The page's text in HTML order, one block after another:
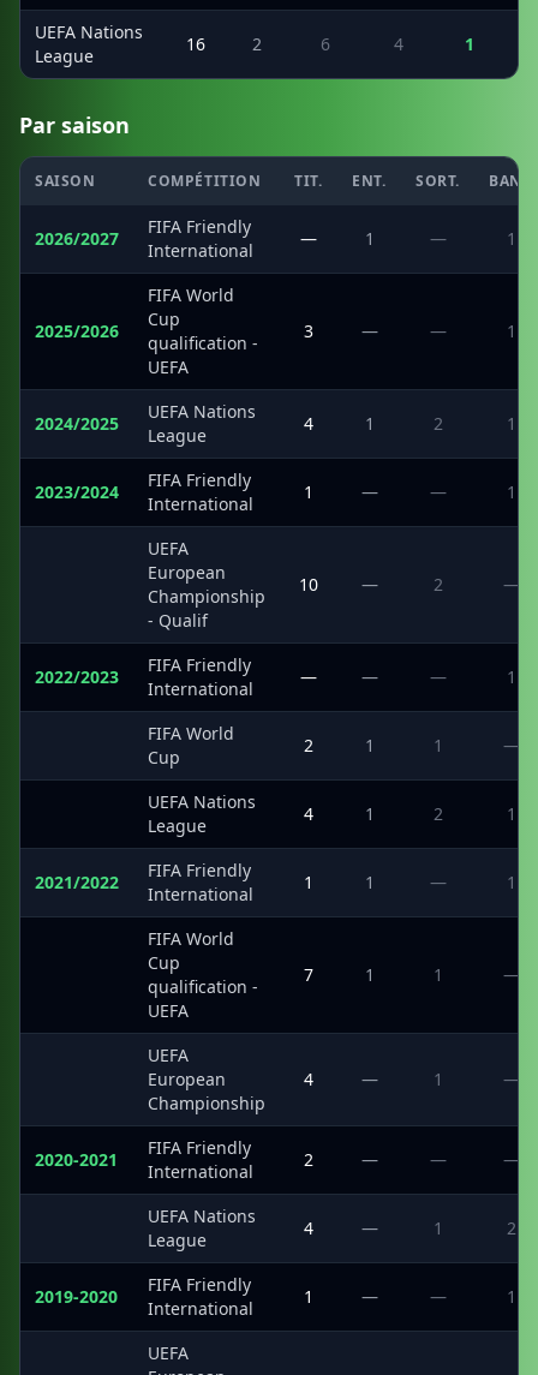
UEFA Nations
League
16 2 6 4 1
Par saison
SAISON COMPÉTITION TIT. ENT. SORT. BANC
2026/2027
FIFA Friendly
International
— 1 — 1
2025/2026
FIFA World
Cup
qualification -
UEFA
3 — — 1
2024/2025
UEFA Nations
League
4 1 2 1
2023/2024
FIFA Friendly
International
1 — — 1
UEFA
European
Championship
- Qualif
10 — 2 —
2022/2023
FIFA Friendly
International
— — — 1
FIFA World
Cup
2 1 1 —
UEFA Nations
League
4 1 2 1
2021/2022
FIFA Friendly
International
1 1 — 1
FIFA World
Cup
qualification -
UEFA
7 1 1 —
UEFA
European
Championship
4 — 1 —
2020-2021
FIFA Friendly
International
2 — — —
UEFA Nations
League
4 — 1 2
2019-2020
FIFA Friendly
International
1 — — 1
UEFA